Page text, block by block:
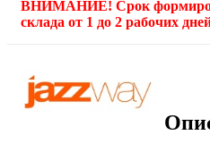
ВНИМАНИЕ! Срок
склада от 1 до 2 рабочих